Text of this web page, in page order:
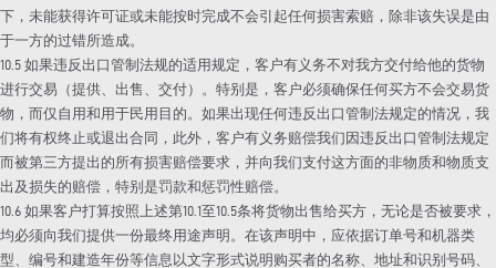
下，未能获得许可证或未能按时完成不会引起任何损害索赔，除非该失误是由
于一方的过错所造成。
10.5 如果违反出口管制法规的适用规定，客户有义务不对我方交付给他的货物
进行交易（提供、出售、交付）。特别是，客户必须确保任何买方不会交易货
物，而仅自用和用于民用目的。如果出现任何违反出口管制法规定的情况，我
们将有权终止或退出合同，此外，客户有义务赔偿我们因违反出口管制法规定
而被第三方提出的所有损害赔偿要求，并向我们支付这方面的非物质和物质支
出及损失的赔偿，特别是罚款和惩罚性赔偿。
10.6 如果客户打算按照上述第10.1至10.5条将货物出售给买方，无论是否被要求，
均必须向我们提供一份最终用途声明。在该声明中，应依据订单号和机器类
型、编号和建造年份等信息以文字形式说明购买者的名称、地址和识别号码、